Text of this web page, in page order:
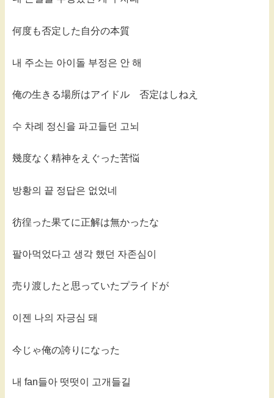
何度も否定した自分の本質
내 주소는 아이돌 부정은 안 해
俺の生きる場所はアイドル 否定はしねえ
수 차례 정신을 파고들던 고뇌
幾度なく精神をえぐった苦悩
방황의 끝 정답은 없었네
彷徨った果てに正解は無かったな
팔아먹었다고 생각 했던 자존심이
売り渡したと思っていたプライドが
이젠 나의 자긍심 돼
今じゃ俺の誇りになった
내 fan들아 떳떳이 고개들길